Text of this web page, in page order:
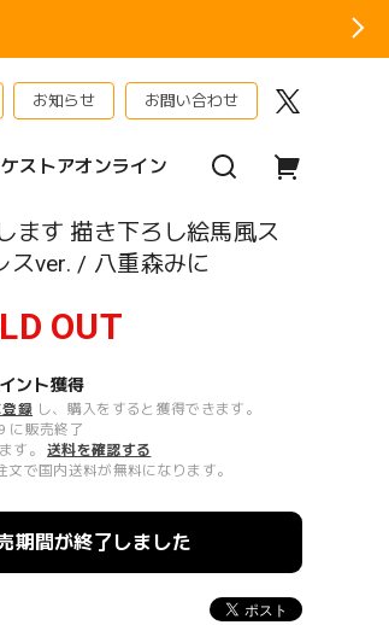
お知らせ お問い合わせ
ストアオンライン
ます 描き下ろし絵馬風ス
スver. / 八重森みに
OUT
ント獲得
録 し、購入をすると獲得できます。
に販売終了
す。
送料を確認する
で国内送料が無料になります。
期間が終了しました